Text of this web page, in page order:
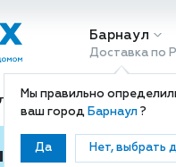
Барнаул
Доставка по
Мы правильно
ваш город Барнаул?
Да Нет, выбрать
Декоративная
покупки ваши